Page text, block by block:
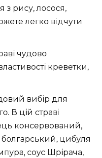
з рису, лосося,
легко відчути
чудово
креветки,
вибір для
В цій страві
консервований,
цибуля
соус Шрірача,